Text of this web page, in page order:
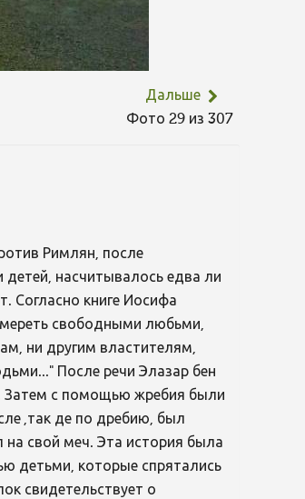
Дальше
Фото 29 из 307
Римлян, после
насчитывалось едва ли
Согласно книге Иосифа
свободными любьми,
ни другим властителям,
После речи Элазар бен
Затем с помощью жребия были
,так де по дребию, был
на свой меч. Эта история была
детьми, которые спрятались
свидетельствует о